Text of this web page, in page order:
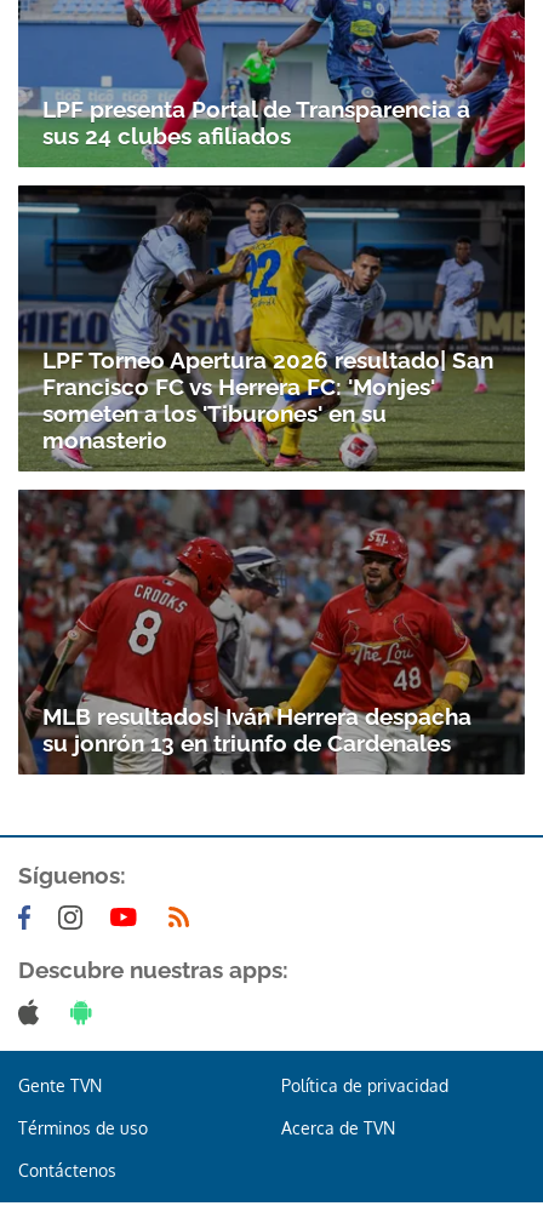
Gracias por suscribirte a nuestro boletín.
ACEPTAR
LPF presenta Portal de Transparencia a
sus 24 clubes afiliados
LPF Torneo Apertura 2026 resultado| San
Francisco FC vs Herrera FC: 'Monjes'
someten a los 'Tiburones' en su
monasterio
MLB resultados| Iván Herrera despacha
su jonrón 13 en triunfo de Cardenales
Síguenos:
Descubre nuestras apps:
Gente TVN Política de privacidad
Términos de uso Acerca de TVN
Contáctenos